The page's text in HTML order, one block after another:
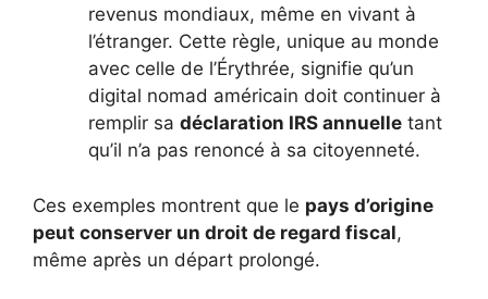
revenus mondiaux, même en vivant à
l’étranger. Cette règle, unique au monde
avec celle de l’Érythrée, signifie qu’un
digital nomad américain doit continuer à
remplir sa déclaration IRS annuelle tant
qu’il n’a pas renoncé à sa citoyenneté.
Ces exemples montrent que le pays d’origine
peut conserver un droit de regard fiscal,
même après un départ prolongé.